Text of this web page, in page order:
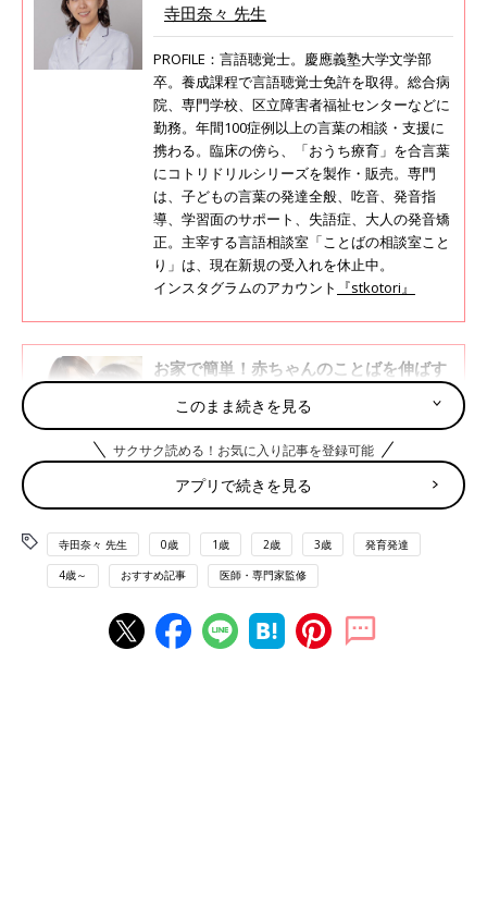
寺田奈々 先生
PROFILE：言語聴覚士。慶應義塾大学文学部
卒。養成課程で言語聴覚士免許を取得。総合病
院、専門学校、区立障害者福祉センターなどに
勤務。年間100症例以上の言葉の相談・支援に
携わる。臨床の傍ら、「おうち療育」を合言葉
にコトリドリルシリーズを製作・販売。専門
は、子どもの言葉の発達全般、吃音、発音指
導、学習面のサポート、失語症、大人の発音矯
正。主宰する言語相談室「ことばの相談室こと
り」は、現在新規の受入れを休止中。
インスタグラムのアカウント
『stkotori』
お家で簡単！赤ちゃんのことばを伸ばす
パラレルトークとターンテイキング【専
門家】
まだ言葉が話せない赤ちゃん。会話にならない
からと「言葉かけのやり方がわからない」「何
を話してあげればいいのかわからない」と、小
さな赤ちゃんへの言葉かけに戸惑うママやパパ
もいるようです。赤ちゃんへの言葉かけの大切
語聴覚士の寺田奈々先生に聞きました。
「さしすせそ」の発音は難しい！
このまま続きを見る
サクサク読める！お気に入り記事を登録可能
アプリで続きを見る
寺田奈々 先生 0歳 1歳 2歳 3歳 発育発達
4歳～ おすすめ記事 医師・専門家監修